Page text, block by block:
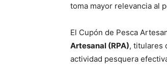
toma mayor relevancia al
El Cupón de Pesca
Artesanal (RPA), titulares
actividad pesquera